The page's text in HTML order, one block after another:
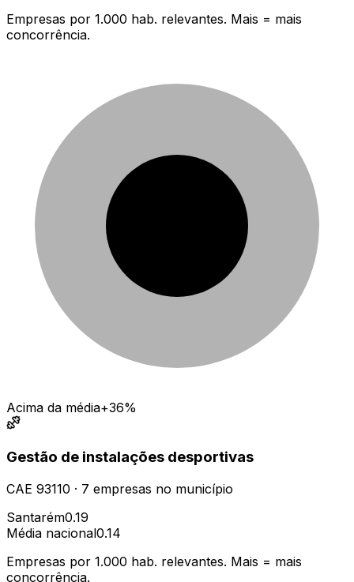
Empresas por 1.000 hab. relevantes. Mais = mais
concorrência.
Acima da média+36%
Gestão de instalações desportivas
CAE 93110 · 7 empresas no município
Santarém0.19
Média nacional0.14
Empresas por 1.000 hab. relevantes. Mais = mais
concorrência.